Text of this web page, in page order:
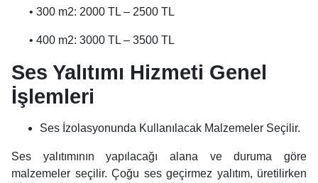
• 300 m2: 2000 TL – 2500 TL
• 400 m2: 3000 TL – 3500 TL
Ses Yalıtımı Hizmeti Genel
İşlemleri
Ses İzolasyonunda Kullanılacak Malzemeler Seçilir.
Ses yalıtımının yapılacağı alana ve duruma göre
malzemeler seçilir. Çoğu ses geçirmez yalıtım, üretilirken